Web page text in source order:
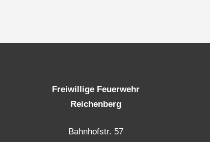
Freiwillige Feuerwehr
Reichenberg
Bahnhofstr. 57